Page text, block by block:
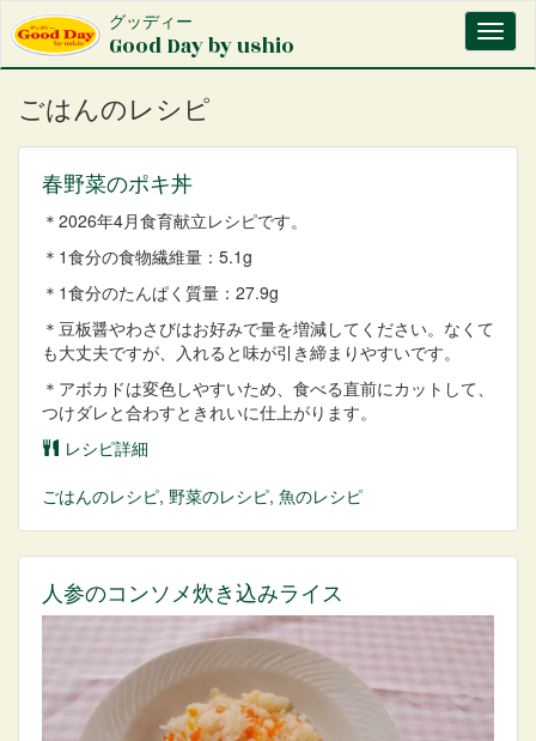
イ
グッディー
Good Day by ushio
ごはんのレシピ
春野菜のポキ丼
＊2026年4月食育献立レシピです。
＊1食分の食物繊維量：5.1g
＊1食分のたんぱく質量：27.9g
＊豆板醤やわさびはお好みで量を増減してください。なくて
も大丈夫ですが、入れると味が引き締まりやすいです。
＊アボカドは変色しやすいため、食べる直前にカットして、
つけダレと合わすときれいに仕上がります。
レシピ詳細
ごはんのレシピ, 野菜のレシピ, 魚のレシピ
人参のコンソメ炊き込みライス